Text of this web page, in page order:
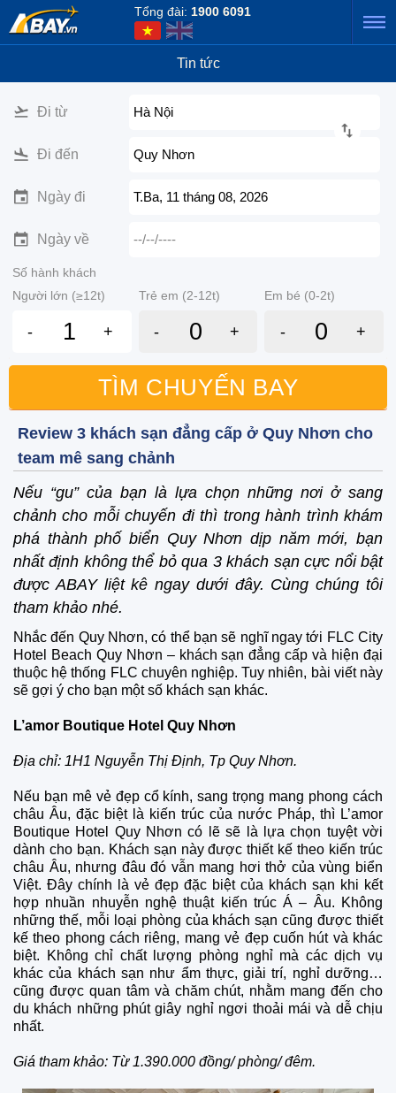
Tổng đài: 1900 6091
Tin tức
Đi từ Hà Nội
Đi đến Quy Nhơn
Ngày đi T.Ba, 11 tháng 08, 2026
Ngày về --/--/----
Số hành khách
Người lớn (≥12t)
Trẻ em (2-12t) Em bé (0-2t)
- + - + - +
TÌM CHUYẾN BAY
Review 3 khách sạn đẳng cấp ở Quy Nhơn cho
team mê sang chảnh
Nếu “gu” của bạn là lựa chọn những nơi ở sang
chảnh cho mỗi chuyến đi thì trong hành trình khám
phá thành phố biển Quy Nhơn dịp năm mới, bạn
nhất định không thể bỏ qua 3 khách sạn cực nổi bật
được ABAY liệt kê ngay dưới đây. Cùng chúng tôi
tham khảo nhé.
Nhắc đến Quy Nhơn, có thể bạn sẽ nghĩ ngay tới FLC City
Hotel Beach Quy Nhơn – khách sạn đẳng cấp và hiện đại
thuộc hệ thống FLC chuyên nghiệp. Tuy nhiên, bài viết này
sẽ gợi ý cho bạn một số khách sạn khác.
L’amor Boutique Hotel Quy Nhơn
Địa chỉ: 1H1 Nguyễn Thị Định, Tp Quy Nhơn.
Nếu bạn mê vẻ đẹp cổ kính, sang trọng mang phong cách
châu Âu, đặc biệt là kiến trúc của nước Pháp, thì L’amor
Boutique Hotel Quy Nhơn có lẽ sẽ là lựa chọn tuyệt vời
dành cho bạn. Khách sạn này được thiết kế theo kiến trúc
châu Âu, nhưng đâu đó vẫn mang hơi thở của vùng biển
Việt. Đây chính là vẻ đẹp đặc biệt của khách sạn khi kết
hợp nhuần nhuyễn nghệ thuật kiến trúc Á – Âu. Không
những thế, mỗi loại phòng của khách sạn cũng được thiết
kế theo phong cách riêng, mang vẻ đẹp cuốn hút và khác
biệt. Không chỉ chất lượng phòng nghỉ mà các dịch vụ
khác của khách sạn như ẩm thực, giải trí, nghỉ dưỡng…
cũng được quan tâm và chăm chút, nhằm mang đến cho
du khách những phút giây nghỉ ngơi thoải mái và dễ chịu
nhất.
Giá tham khảo: Từ 1.390.000 đồng/ phòng/ đêm.